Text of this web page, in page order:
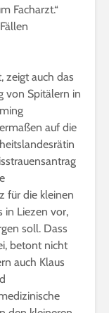
Facharzt.“
zeigt auch das
von Spitälern in
auf die
für die kleinen
in Liezen vor,
soll. Dass
betont nicht
auch Klaus